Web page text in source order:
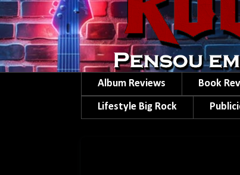
Album Reviews Book
Lifestyle Big Rock